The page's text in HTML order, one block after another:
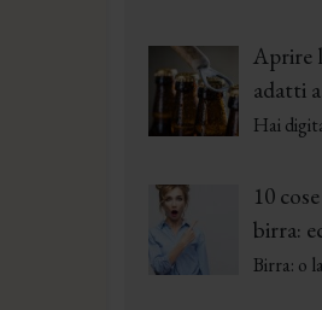
Aprire
adatti
Hai
10
birra:
Birra: o